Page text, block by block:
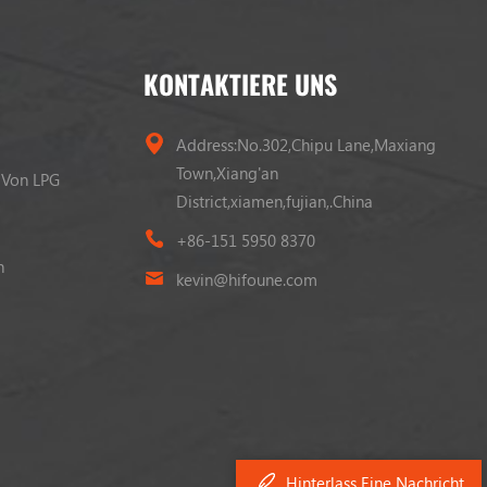
LPG
KONTAKTIERE UNS
Address:No.302,Chipu Lane,Maxiang
Town,Xiang'an
District,xiamen,fujian,.China
+86-151 5950 8370
kevin@hifoune.com
Hinterlass Eine Nachricht